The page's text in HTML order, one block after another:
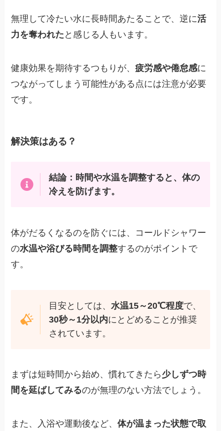
無理して冷たい水に長時間あたることで、逆に活
力を奪われた と感じる人もいます。
健康効果を期待するつもりが、疲労感や倦怠感に
つながってしまう可能性がある点には注意が必要
です。
解決策はある？
結論：時間や水温を調整すると、体の
冷えを防げます。
体がだるくなるのを防ぐには、コールドシャワー
の水温や浴びる時間を調整するのがポイントで
す。
目安としては、 水温15～20℃程度で、
30秒～1分以内にとどめることが推奨
されています。
まずは短時間から始め、慣れてきたら 少しずつ時
間を延ばしてみるのが無理のない方法でしょう。
また、入浴や運動後など、体が温まった状態で取